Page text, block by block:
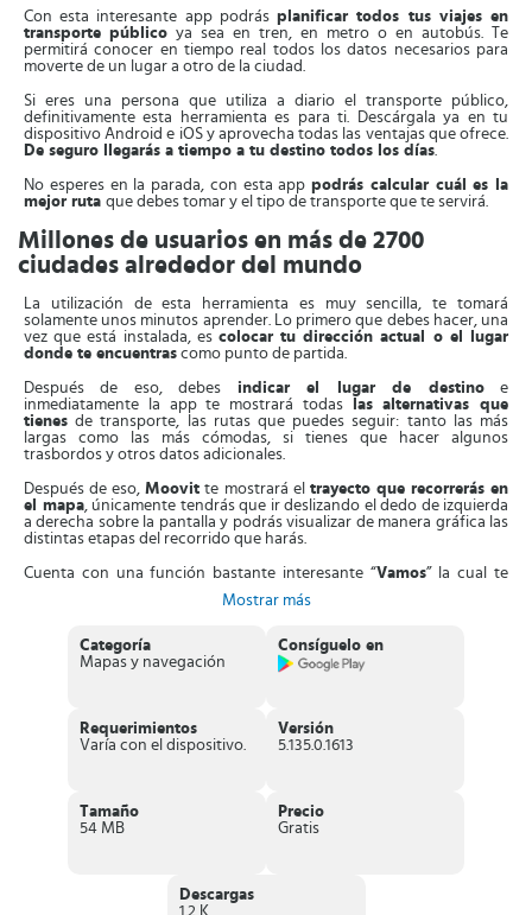
Con esta interesante app podrásplanificar todos tus viajes en
transporte público ya sea en tren, en metro o en autobús. Te
permitirá conocer en tiempo real todos los datos necesarios para
moverte de un lugar a otro de la ciudad.
Si eres una persona que utiliza a diario el transporte público,
definitivamente esta herramienta es para ti. Descárgala ya en tu
dispositivo Android e iOS y aprovecha todas las ventajas que ofrece.
De seguro llegarás a tiempo a tu destino todos los días.
No esperes en la parada, con esta app podrás calcular cuál es la
mejor ruta que debes tomar y el tipo de transporte que te servirá.
Millones de usuarios en más de 2700
ciudades alrededor del mundo
La utilización de esta herramienta es muy sencilla, te tomará
solamente unos minutos aprender. Lo primero que debes hacer, una
vez que está instalada, es colocar tu dirección actual o el lugar
donde te encuentras como punto de partida.
Después de eso, debes indicar el lugar de destinoe
inmediatamente la app te mostrará todas
las alternativas que
tienes de transporte, las rutas que puedes seguir: tanto las más
largas como las más cómodas, si tienes que hacer algunos
trasbordos y otros datos adicionales.
Después de eso,Moovit te mostrará el trayecto que recorrerás en
el mapa, únicamente tendrás que ir deslizando el dedo de izquierda
a derecha sobre la pantalla y podrás visualizar de manera gráfica las
distintas etapas del recorrido que harás.
Cuenta con una función bastante interesante “Vamos” la cual te
paso a paso de todo el recorrido
. Te dirá con exactitud cuánto debes caminar,
recorrer hasta que llegues a tu destino.
También conseguirás en esta app las bicicletas compartidas
ejercicio.
Con esta eficiente herramienta tendrás el
Características de Moovit: Horarios de Tren,
2700 ciudades a nivel mundial
tenemos: San Francisco, New York, Boston, Seatle, Filadelfia,
Mostrar más
Categoría
Mapas y navegación
Consíguelo en
Requerimientos
Varía con el dispositivo.
Versión
5.135.0.1613
Tamaño
54 MB
Precio
Gratis
Descargas
1.2 K